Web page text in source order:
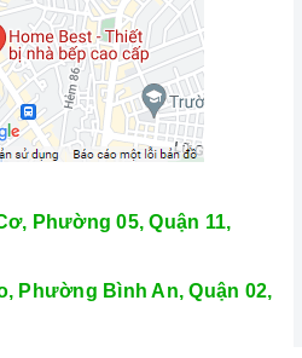
Phường 05, Quận 11,
Phường Bình An, Quận 02,